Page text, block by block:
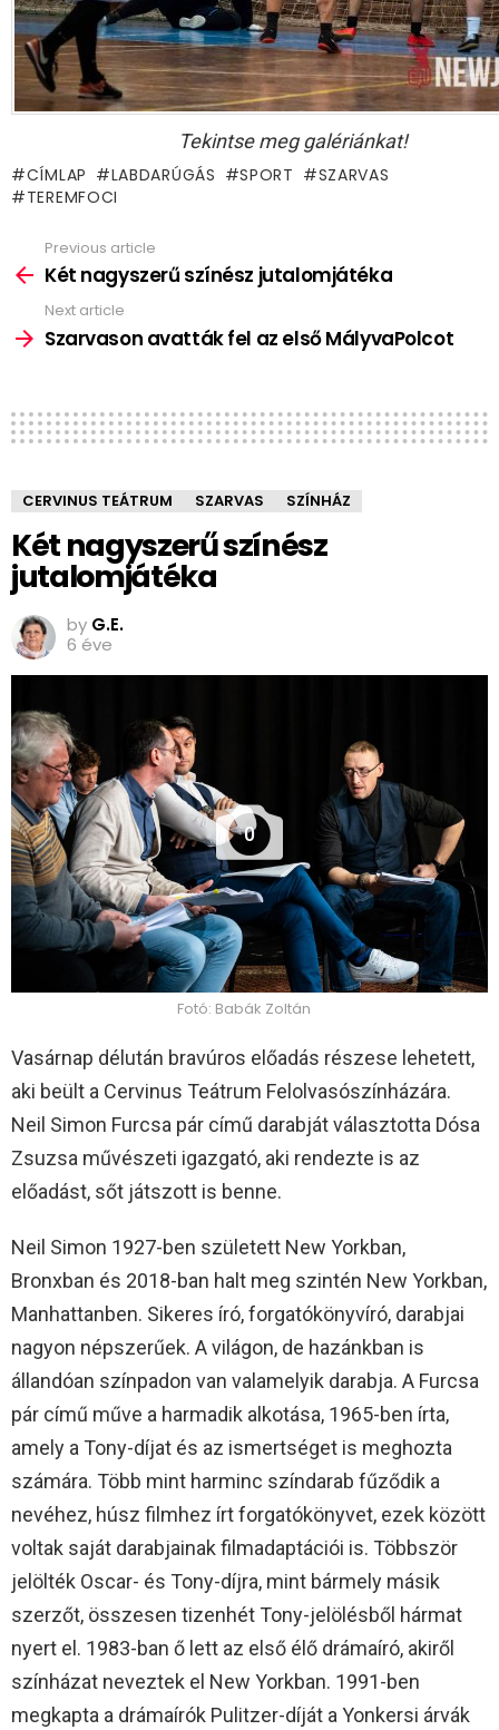
Tekintse meg galériánkat!
CÍMLAP LABDARÚGÁS SPORT
SZARVAS
TEREMFOCI
more
Previous article
Két nagyszerű színész jutalomjátéka
Next article
Szarvason avatták fel az első MályvaPolcot
CERVINUS TEÁTRUM SZARVAS SZÍNHÁZ
Két nagyszerű színész
jutalomjátéka
by G.E.
6 éve
0
Fotó: Babák Zoltán
Vasárnap délután bravúros előadás részese lehetett,
aki beült a Cervinus Teátrum Felolvasószínházára.
Neil Simon Furcsa pár című darabját választotta Dósa
Zsuzsa művészeti igazgató, aki rendezte is az
előadást, sőt játszott is benne.
Neil Simon 1927-ben született New Yorkban,
Bronxban és 2018-ban halt meg szintén New Yorkban,
Manhattanben. Sikeres író, forgatókönyvíró, darabjai
nagyon népszerűek. A világon, de hazánkban is
állandóan színpadon van valamelyik darabja. A Furcsa
pár című műve a harmadik alkotása, 1965-ben írta,
amely a Tony-díjat és az ismertséget is meghozta
számára. Több mint harminc színdarab fűződik a
nevéhez, húsz filmhez írt forgatókönyvet, ezek között
voltak saját darabjainak filmadaptációi is. Többször
jelölték Oscar- és Tony-díjra, mint bármely másik
szerzőt, összesen tizenhét Tony-jelölésből hármat
nyert el. 1983-ban ő lett az első élő drámaíró, akiről
színházat neveztek el New Yorkban. 1991-ben
megkapta a drámaírók Pulitzer-díját a Yonkersi árvák